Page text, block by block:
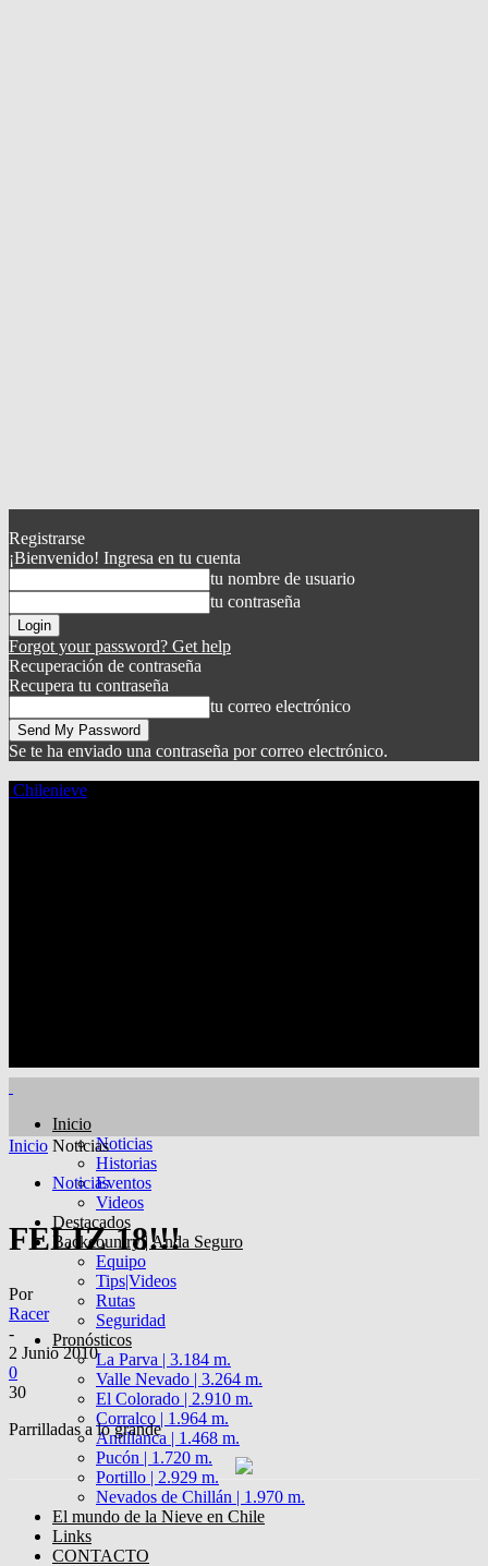
Registrarse
¡Bienvenido! Ingresa en tu cuenta
tu nombre de usuario
tu contraseña
Forgot your password? Get help
Recuperación de contraseña
Recupera tu contraseña
tu correo electrónico
Se te ha enviado una contraseña por correo electrónico.
Chilenieve
Inicio
Noticias
Historias
Eventos
Videos
Destacados
Backcountry | Anda Seguro
Equipo
Tips|Videos
Rutas
Seguridad
Pronósticos
La Parva | 3.184 m.
Valle Nevado | 3.264 m.
El Colorado | 2.910 m.
Corralco | 1.964 m.
Antillanca | 1.468 m.
Pucón | 1.720 m.
Portillo | 2.929 m.
Nevados de Chillán | 1.970 m.
El mundo de la Nieve en Chile
Links
CONTACTO
Inicio Noticias
Noticias
FELIZ 18!!!
Por
Racer
-
2 Junio 2010
0
30
Parrilladas a lo grande